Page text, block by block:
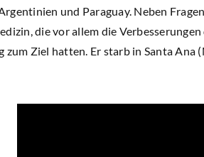
und Paraguay. Neben
die vor allem die
zum Ziel hatten. Er starb in Santa